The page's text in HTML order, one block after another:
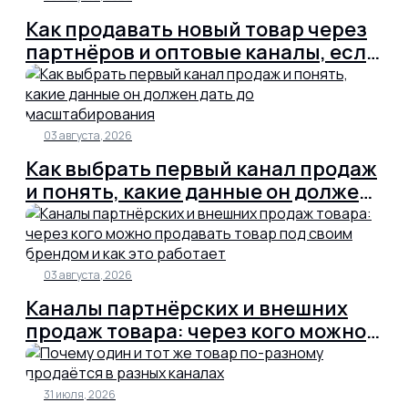
Как продавать новый товар через
партнёров и оптовые каналы, если
бренд ещё неизвестен
03 августа, 2026
Как выбрать первый канал продаж
и понять, какие данные он должен
дать до масштабирования
03 августа, 2026
Каналы партнёрских и внешних
продаж товара: через кого можно
продавать товар под своим
брендом и как это работает
31 июля, 2026